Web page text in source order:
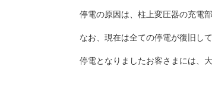
停電の原因は、柱上変圧器の充電
なお、現在は全ての停電が復旧して
停電となりましたお客さまには、